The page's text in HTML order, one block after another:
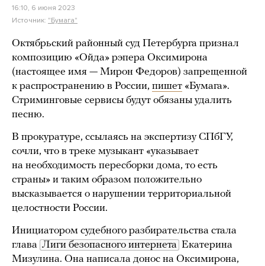
16:10, 6 июня 2023
Источник: "Бумага"
Октябрьский районный суд Петербурга признал
композицию «Ойда» рэпера Оксимирона
(настоящее имя — Мирон Федоров) запрещенной
к распространению в России, пишет «Бумага».
Стриминговые сервисы будут обязаны удалить
песню.
В прокуратуре, ссылаясь на экспертизу СПбГУ,
сочли, что в треке музыкант «указывает
на необходимость пересборки дома, то есть
страны» и таким образом положительно
высказывается о нарушении территориальной
целостности России.
Инициатором судебного разбирательства стала
глава Лиги безопасного интернета Екатерина
Мизулина. Она написала донос на Оксимирона,